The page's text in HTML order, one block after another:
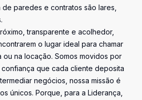
paredes e contratos são lares,
transparente e acolhedor,
o lugar ideal para chamar
ou na locação. Somos movidos por
que cada cliente deposita
negócios, nossa missão é
únicos. Porque, para a Liderança,